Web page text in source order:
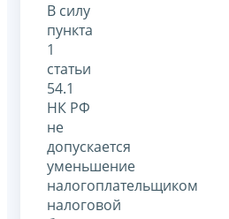
В силу
пункта
1
статьи
54.1
НК РФ
не
допускается
уменьшение
налогоплательщиком
налоговой